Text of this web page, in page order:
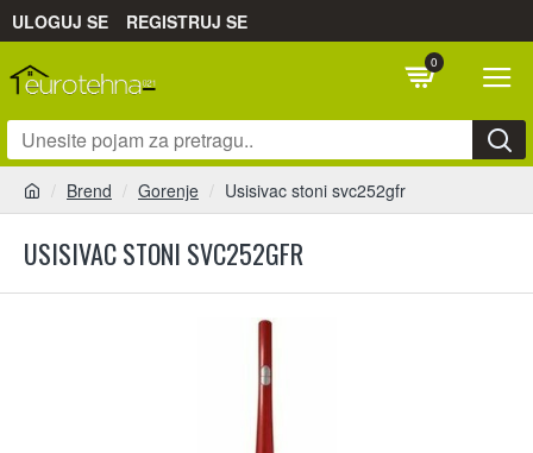
ULOGUJ SE REGISTRUJ SE
0
Brend Gorenje Usisivac stoni svc252gfr
USISIVAC STONI SVC252GFR